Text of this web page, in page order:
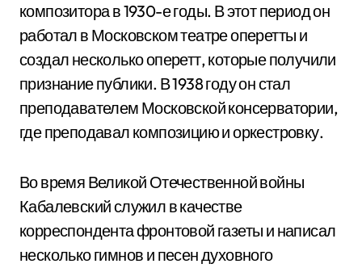
композитора в 1930-е годы. В этот период он
работал в Московском театре оперетты и
создал несколько оперетт, которые получили
признание публики. В 1938 году он стал
преподавателем Московской консерватории,
где преподавал композицию и оркестровку.
Во время Великой Отечественной войны
Кабалевский служил в качестве
корреспондента фронтовой газеты и написал
несколько гимнов и песен духовного